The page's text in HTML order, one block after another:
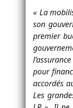
« La
son
premier
pour
accordés
Les